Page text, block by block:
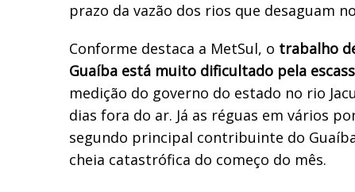
prazo da vazão dos rios que desaguam
Conforme destaca a MetSul, o trabalho
Guaíba está muito dificultado pela
medição do governo do estado no rio
dias fora do ar. Já as réguas em vários
segundo principal contribuinte do
cheia catastrófica do começo do mês.